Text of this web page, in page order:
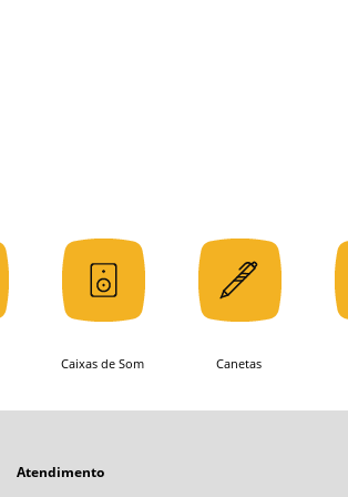
Caixas de Som Canetas
Atendimento